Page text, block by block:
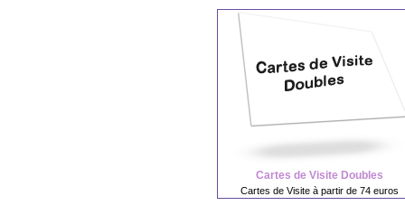
Cartes de Visite Doubles
Cartes de Visite à partir de 74 euros